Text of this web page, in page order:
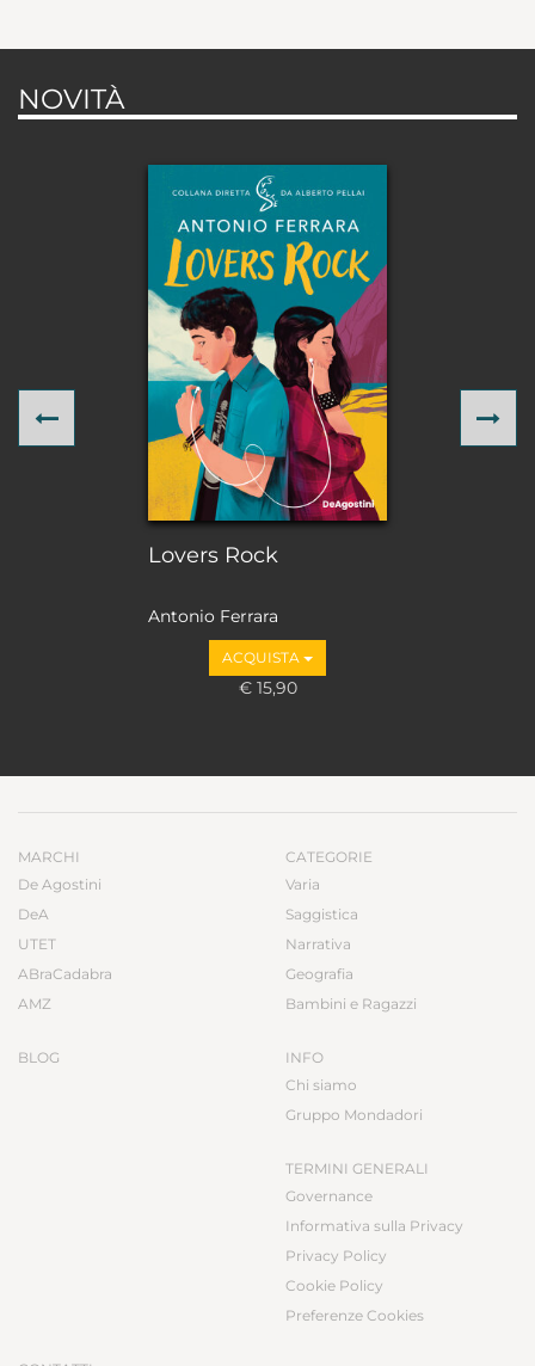
NOVITÀ
Lovers Rock
Antonio Ferrara
ACQUISTA
€ 15,90
Previous
MARCHI
De Agostini
DeA
UTET
ABraCadabra
AMZ
BLOG
CATEGORIE
Varia
Saggistica
Narrativa
Geografia
Bambini e Ragazzi
INFO
Chi siamo
Gruppo Mondadori
TERMINI GENERALI
Governance
Informativa sulla Privacy
Privacy Policy
Cookie Policy
Preferenze Cookies